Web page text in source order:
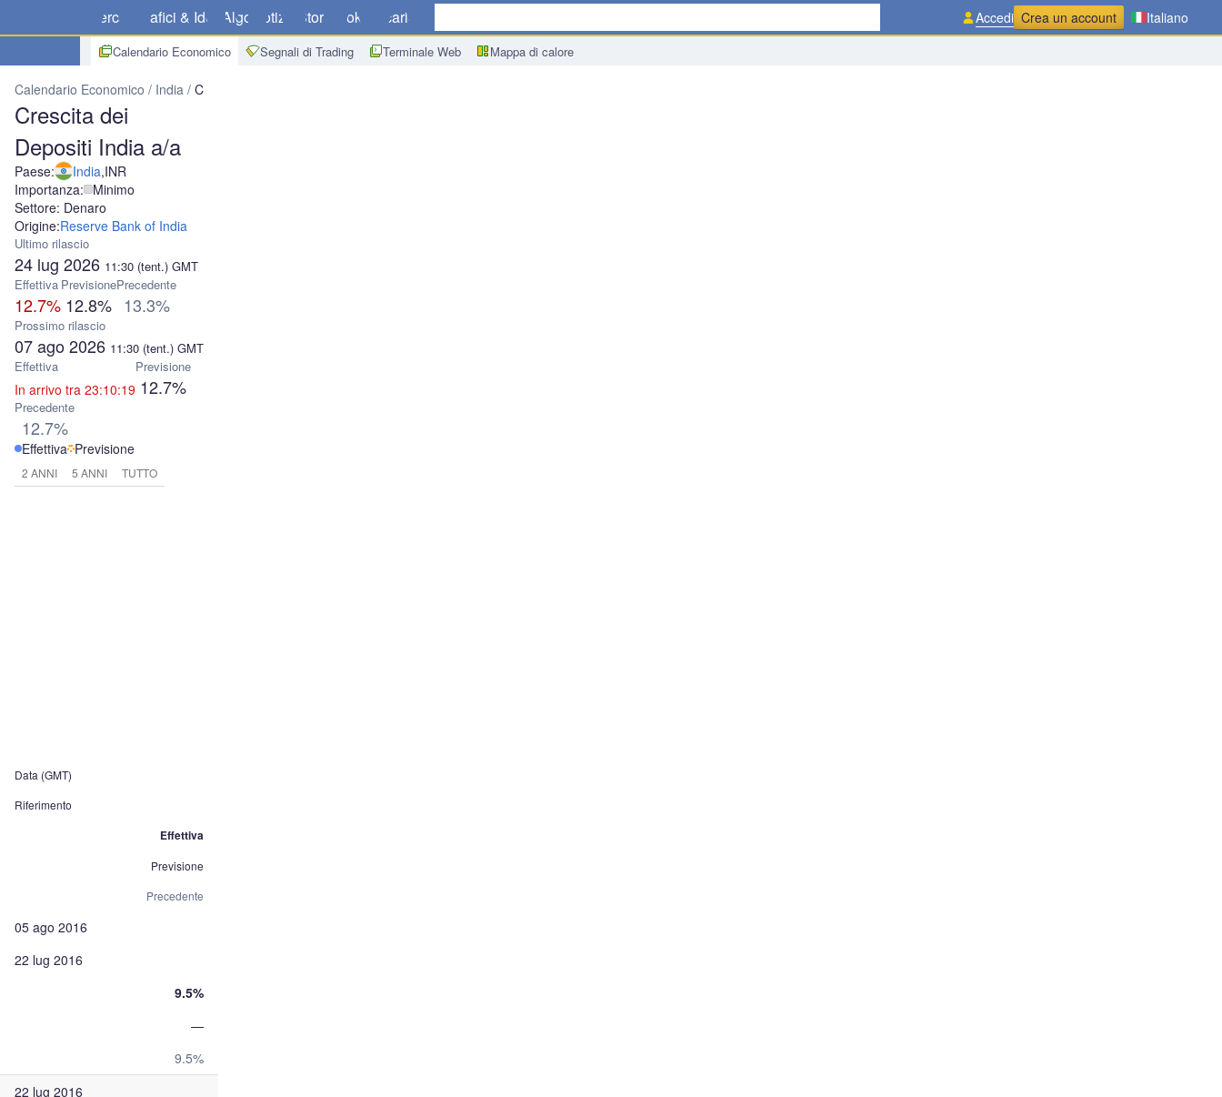
Mercati Grafici & Idee Algo Notizie Store Broker Scarica
Calendario Economico Segnali di Trading Terminale Web Mappa di calore
Accedi Crea un account Italiano
Calendario Economico India Crescita dei Depositi India a/a
Crescita dei
Depositi India a/a
Paese: India,INR
Importanza: Minimo
Settore: Denaro
Origine:Reserve Bank of India
Ultimo rilascio
24 lug 2026 11:30 (tent.) GMT
Effettiva
12.7%
Previsione
12.8%
Precedente
13.3%
Prossimo rilascio
07 ago 2026 11:30 (tent.) GMT
Effettiva
In arrivo tra 23:10:19
Previsione
12.7%
Precedente
12.7%
Effettiva Previsione
2 ANNI 5 ANNI TUTTO
Data (GMT)
Riferimento
Effettiva
Previsione
Precedente
05 ago 2016
22 lug 2016
9.5%
—
9.5%
22 lug 2016